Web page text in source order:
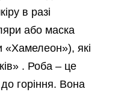
в разі
або маска
«Хамелеон»), які
. Роба – це
горіння. Вона